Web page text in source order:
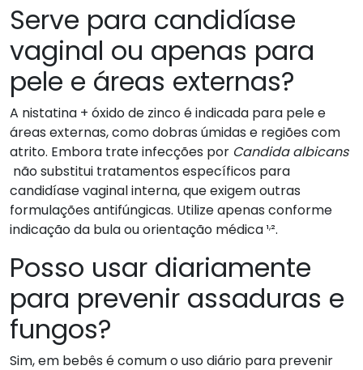
Serve para candidíase
vaginal ou apenas para
pele e áreas externas?
A nistatina + óxido de zinco é indicada para pele e
áreas externas, como dobras úmidas e regiões com
atrito. Embora trate infecções por Candida albicans
não substitui tratamentos específicos para
candidíase vaginal interna, que exigem outras
formulações antifúngicas. Utilize apenas conforme
indicação da bula ou orientação médica ¹,².
Posso usar diariamente
para prevenir assaduras e
fungos?
Sim, em bebês é comum o uso diário para prevenir